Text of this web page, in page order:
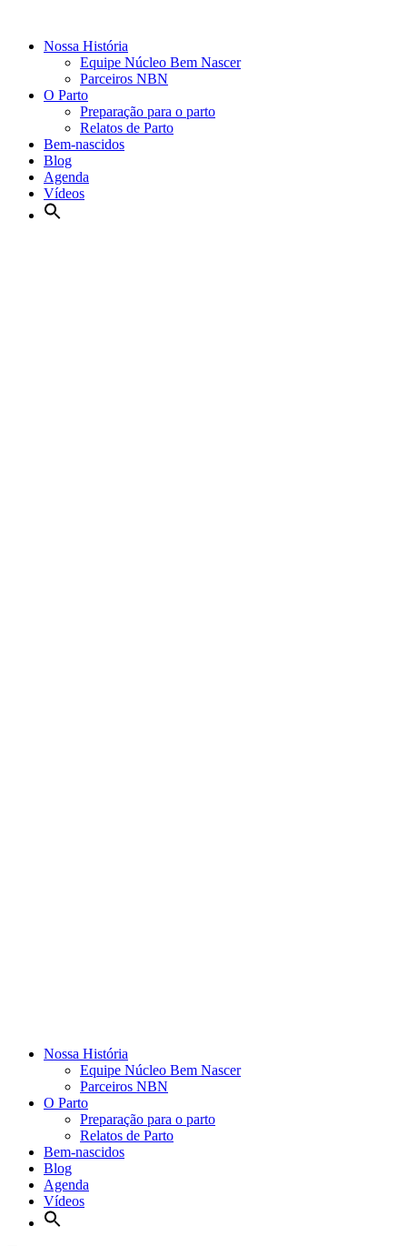
Nossa História
Equipe Núcleo Bem Nascer
Parceiros NBN
O Parto
Preparação para o parto
Relatos de Parto
Bem-nascidos
Blog
Agenda
Vídeos
Nossa História
Equipe Núcleo Bem Nascer
Parceiros NBN
O Parto
Preparação para o parto
Relatos de Parto
Bem-nascidos
Blog
Agenda
Vídeos